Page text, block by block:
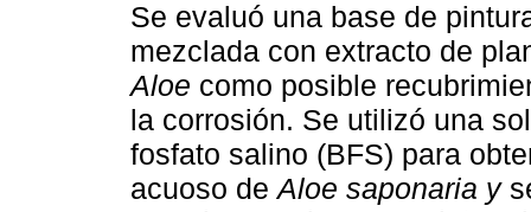
Se evaluó una base de
mezclada con extracto de
Aloe como posible
la corrosión. Se utilizó una
fosfato salino (BFS) para
acuoso deAloe saponaria y